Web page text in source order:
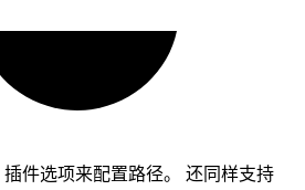
插件选项来配置路径。 还同样支持